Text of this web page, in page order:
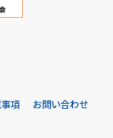
項
お問い合わせ